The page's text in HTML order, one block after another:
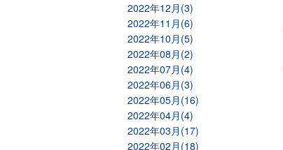
2022年12月(3)
2022年11月(6)
2022年10月(5)
2022年08月(2)
2022年07月(4)
2022年06月(3)
2022年05月(16)
2022年04月(4)
2022年03月(17)
2022年02月(18)